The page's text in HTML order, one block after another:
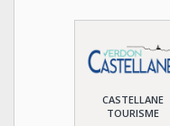
CASTELLANE
TOURISME